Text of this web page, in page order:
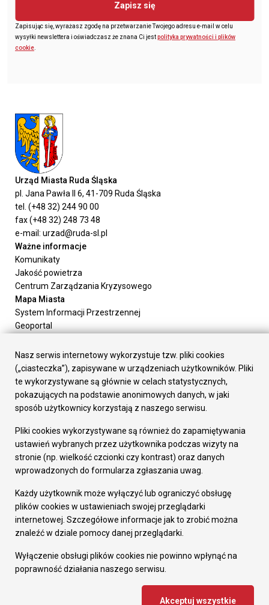
Zapisz się
Zapisując się, wyrażasz zgodę na przetwarzanie Twojego adresu e-mail w celu
wysyłki newslettera i oświadczasz że znana Ci jestpolityka prywatności i plików
cookie.
Urząd Miasta Ruda Śląska
pl. Jana Pawła II 6, 41-709 Ruda Śląska
tel. (+48 32) 244 90 00
fax (+48 32) 248 73 48
e-mail: urzad@ruda-sl.pl
Ważne informacje
Komunikaty
Jakość powietrza
Centrum Zarządzania Kryzysowego
Mapa Miasta
System Informacji Przestrzennej
Geoportal
Załatw sprawę
Prezydent Miasta
Rada Miasta
Wydziały
Elektroniczna Skrzynka Podawcza
Gospodarka
Fundusze europejskie
Środki krajowe
Oferty inwestycyjne
Pozostałe
Deklaracja dostępności
Dane osobowe
Dodaj opinię o witrynie
Nasz serwis internetowy wykorzystuje tzw. pliki cookies
(„ciasteczka”), zapisywane w urządzeniach użytkowników. Pliki
te wykorzystywane są głównie w celach statystycznych,
pokazujących na podstawie anonimowych danych, w jaki
sposób użytkownicy korzystają z naszego serwisu.
Pliki cookies wykorzystywane są również do zapamiętywania
ustawień wybranych przez użytkownika podczas wizyty na
stronie (np. wielkość czcionki czy kontrast) oraz danych
wprowadzonych do formularza zgłaszania uwag.
Każdy użytkownik może wyłączyć lub ograniczyć obsługę
plików cookies w ustawieniach swojej przeglądarki
internetowej. Szczegółowe informacje jak to zrobić można
znaleźć w dziale pomocy danej przeglądarki.
Wyłączenie obsługi plików cookies nie powinno wpłynąć na
poprawność działania naszego serwisu.
Akceptuj wszystkie